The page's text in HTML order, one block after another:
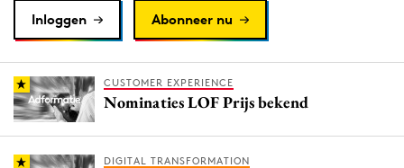
Inloggen Abonneer nu
CUSTOMER EXPERIENCE
Nominaties LOF Prijs bekend
DIGITAL TRANSFORMATION